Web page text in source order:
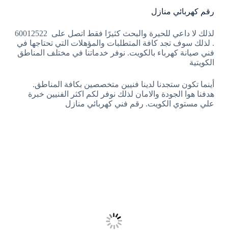
رقم كهربائي منازل
لذلك لا داعي للحيرة والبحث كثيرًا فقط اتصل على 60012522
. لذلك سوف تجد كافة المتطلبات والمؤهلات التي تحتاجها في
فني صيانة كهرباء بالكويت. نوفر خدماتنا في مختلف المناطق
الكويتية
أينما تكون ستجدنا لدينا فنيين متخصصين بكافة المناطق.
هدفنا هوا الجودة والامان لذلك نوفر لكم اكثر الفنيين خبرة
علي مستوي الكويت. رقم فني كهربائي منازل